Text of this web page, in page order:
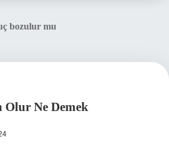
bozulur mu
Olur Ne Demek